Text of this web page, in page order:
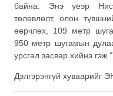
байна. Энэ үеэр
төлөвлөлт, олон
өөрчлөх, 109 метр
950 метр шугамын
урсгал засвар хийнэ
Дэлгэрэнгүй хуваарийг